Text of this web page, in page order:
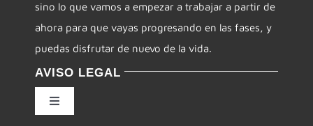
sino lo que vamos a empezar a trabajar a partir de
ahora para que vayas progresando en las fases, y
puedas disfrutar de nuevo de la vida.
AVISO LEGAL
Toggle
Navigation